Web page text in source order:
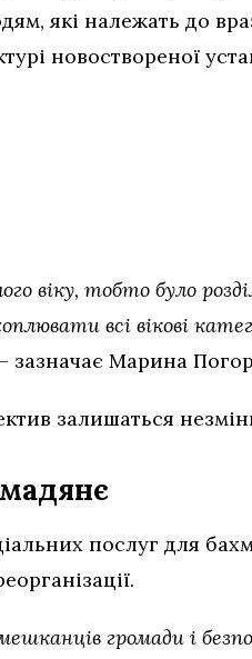
які належать до
новоствореної
віку, тобто було
всі вікові
зазначає Марина
залишаться
послуг для
громади і